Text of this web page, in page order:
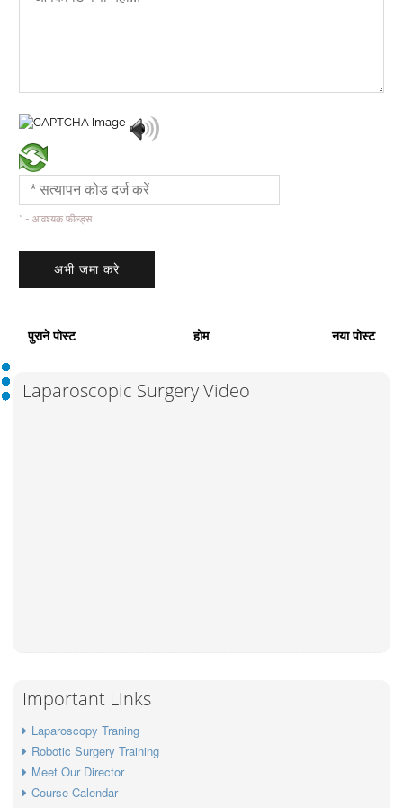
* - आवश्यक फील्ड्स
पुराने पोस्ट होम नया पोस्ट
Laparoscopic Surgery Video
Important Links
Laparoscopy Traning
Robotic Surgery Training
Meet Our Director
Course Calendar